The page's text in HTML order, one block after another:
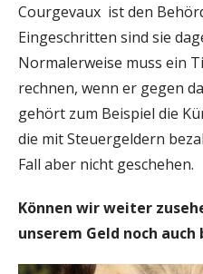
Courgevaux ist den
Eingeschritten sind sie
Normalerweise muss ein
rechnen, wenn er gegen
gehört zum Beispiel die
die mit Steuergeldern
Fall aber nicht geschehen.
Können wir weiter
unserem Geld noch